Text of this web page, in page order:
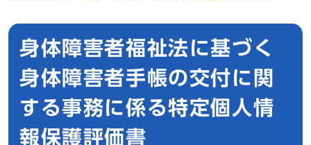
身体障害者福祉法に基づく
身体障害者手帳の交付に関
する事務に係る特定個人情
報保護評価書